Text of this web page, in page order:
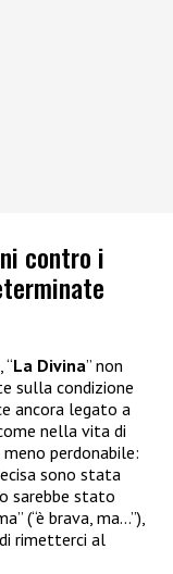
contro i
La Divina” non
sulla condizione
ancora legato a
nella vita di
perdonabile:
sono stata
sarebbe stato
(“è brava, ma…”),
rimetterci al